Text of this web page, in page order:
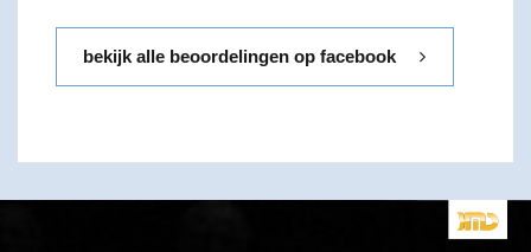
bekijk alle beoordelingen op facebook